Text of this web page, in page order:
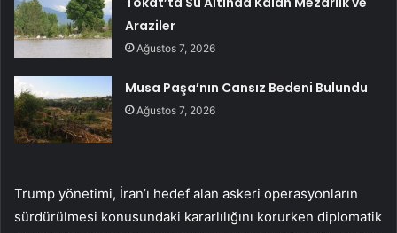
Araziler
Ağustos 7, 2026
Musa Paşa’nın Cansız Bedeni Bulundu
Ağustos 7, 2026
Trump yönetimi, İran’ı hedef alan askeri operasyonların
sürdürülmesi konusundaki kararlılığını korurken diplomatik